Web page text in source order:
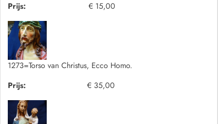
Prijs:
€ 15,00
1273=Torso van Christus, Ecco Homo.
Prijs:
€ 35,00